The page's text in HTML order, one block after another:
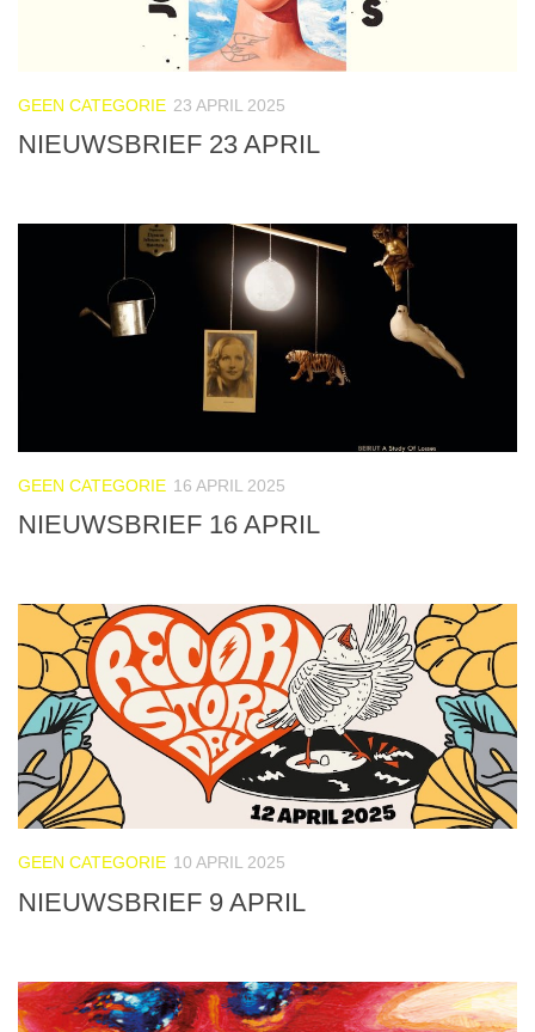
GEEN CATEGORIE 23 APRIL 2025
NIEUWSBRIEF 23 APRIL
GEEN CATEGORIE 16 APRIL 2025
NIEUWSBRIEF 16 APRIL
GEEN CATEGORIE 10 APRIL 2025
NIEUWSBRIEF 9 APRIL